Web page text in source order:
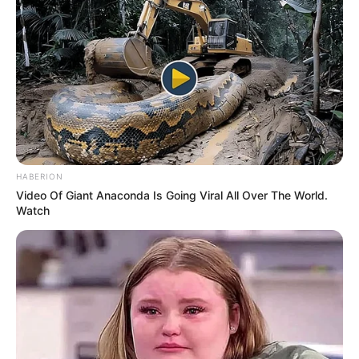
έρευνα
Στο μήνυμα της, η Γκάμπαρντ κάνει λόγο
γιααπόπειρες συγκάλυψηςτων ενεργειών που
περιγράφει, καθώς και για προσπάθειααπόκρυψηςτης
προέλευσης του ιού. Οι αναφορές αυτές, όπως
σημειώνει,βασίζονταισε έγγραφα που η ίδια έδωσε
στη δημοσιότητα.
HABERION
Video Of Giant Anaconda Is Going Viral All Over The World.
Watch